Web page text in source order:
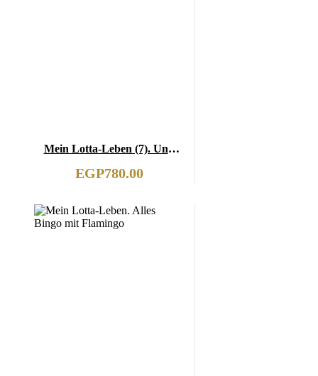
Mein Lotta-Leben (7). Und
EGP780.00